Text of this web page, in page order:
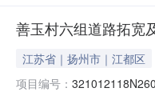
善玉村六组道路拓宽
江苏省｜扬州市｜江都区
项目编号：